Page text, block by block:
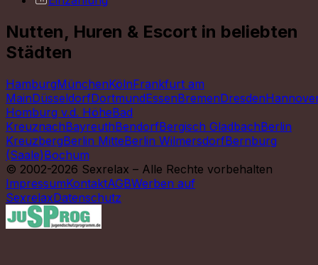
Nutten, Huren & Escort in beliebten
Städten
HamburgMünchenKölnFrankfurt am
MainDüsseldorfDortmundEssenBremenDresden
Homburg v.d. HöheBad
KreuznachBayreuthBendorfBergisch GladbachBerlin
KreuzbergBerlin MitteBerlin WilmersdorfBernburg
(Saale)Bochum
© 2002-2026 Sexrelax – Alle Rechte vorbehalten
ImpressumKontaktAGBWerben auf
SexrelaxDatenschutz